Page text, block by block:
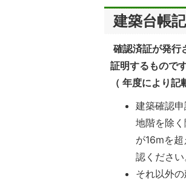
建築台帳
確認済証が発行
証明するもので
（ 年度により
建築確認
地階を除
が16mを
認ください
それ以外